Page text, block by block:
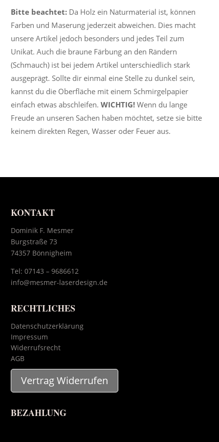
Bitte beachtet: Da Holz ein Naturmaterial ist, können
Farben und Maserung jederzeit abweichen. Dies macht
unsere Artikel jedoch besonders und jedes Teil zum
Unikat. Auch die braune Färbung an den Rändern
(Schmauch) ist bei jedem Artikel unterschiedlich stark
ausgeprägt. Sollte dir einmal eine Stelle zu dunkel sein,
kannst du die Oberfläche mit einem Schmirgelpapier
einfach etwas abschleifen.WICHTIG! Wenn du lange
Freude an unseren Sachen haben möchtet, setze sie bitte
keinem direkten Regen, Wasser oder Feuer aus.
KONTAKT
Dominik F. Mesmer
Burgstraße 73
74357 Bönnigheim
Tel:07143 – 9686612
info@mesmer-laserdesign.de
RECHTLICHES
Datenschutzerklärung
Impressum
Widerrufsrecht
AGB
Vertrag Widerrufen
BEZAHLUNG